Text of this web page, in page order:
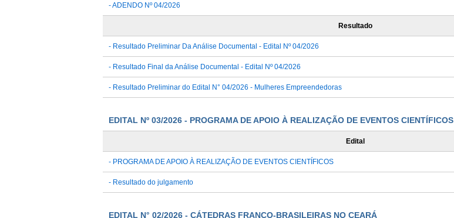
- ADENDO Nº 04/2026
Resultado
- Resultado Preliminar Da Análise Documental - Edital Nº 04/2026
- Resultado Final da Análise Documental - Edital Nº 04/2026
- Resultado Preliminar do Edital N° 04/2026 - Mulheres Empreendedoras
EDITAL Nº 03/2026 - PROGRAMA DE APOIO À REALIZAÇÃO DE EVENTOS CIENTÍFICOS
Edital
- PROGRAMA DE APOIO À REALIZAÇÃO DE EVENTOS CIENTÍFICOS
- Resultado do julgamento
EDITAL N° 02/2026 - CÁTEDRAS FRANCO-BRASILEIRAS NO CEARÁ